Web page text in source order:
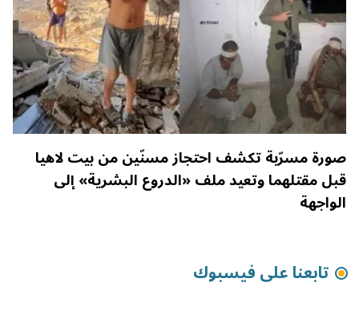
صورة مسرّبة تكشف احتجاز مسنّين من بيت لاهيا
قبل مقتلهما وتعيد ملف «الدروع البشرية» إلى
الواجهة
تابعنا على فيسبوك